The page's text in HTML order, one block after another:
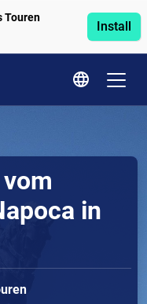
Touren
Install
in